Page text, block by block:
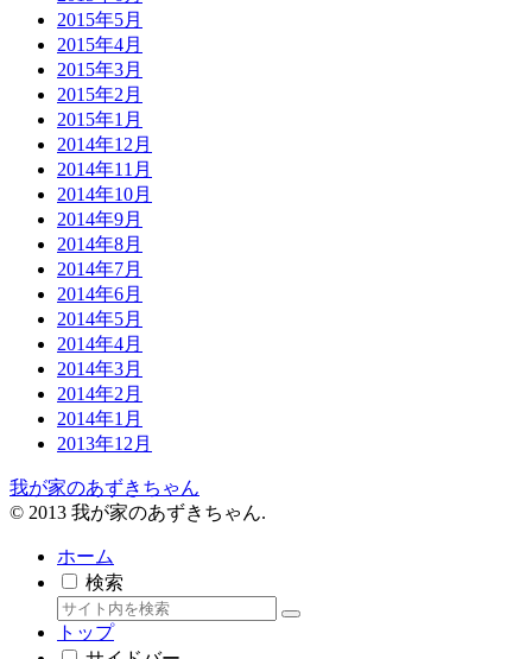
2015年5月
2015年4月
2015年3月
2015年2月
2015年1月
2014年12月
2014年11月
2014年10月
2014年9月
2014年8月
2014年7月
2014年6月
2014年5月
2014年4月
2014年3月
2014年2月
2014年1月
2013年12月
我が家のあずきちゃん
© 2013 我が家のあずきちゃん.
ホーム
検索
トップ